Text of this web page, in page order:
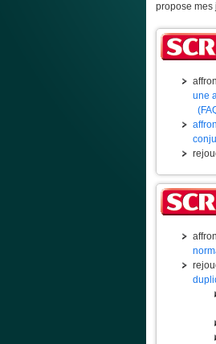
propose mes
une